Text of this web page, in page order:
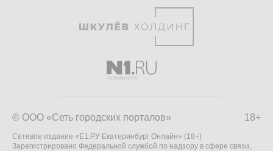
18+
© ООО «Сеть городских порталов»
Сетевое издание «Е1.РУ Екатеринбург Онлайн» (18+)
Зарегистрировано Федеральной службой по надзору в сфере связи,